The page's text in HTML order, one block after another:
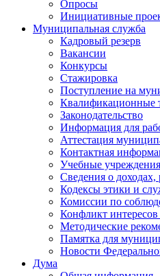
Опросы
Инициативные
Муниципальная служба
Кадровый резерв
Вакансии
Конкурсы
Стажировка
Поступление на
Квалификационные
Законодательство
Информация для
Аттестация
Контактная
Учебные учреждения
Сведения о доходах,
Кодексы этики и
Комиссии по
Конфликт
Методические
Памятка для
Новости
Дума